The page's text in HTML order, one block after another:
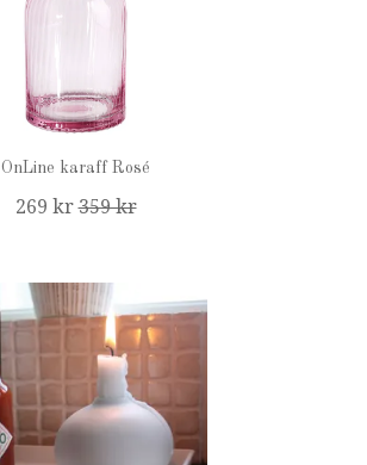
OnLine karaff Rosé
269 kr359 kr